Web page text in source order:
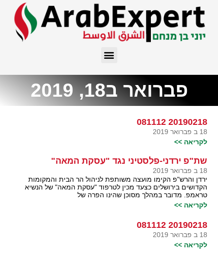
פברואר ב18, 2019
20190218 081112
18 ב פברואר 2019
לקריאה >>
שת"פ ירדני-פלסטיני נגד "עסקת המאה"
18 ב פברואר 2019
ירדן והרש"פ הקימו מועצה משותפת לניהול הר הבית והמקומות
הקדושים בירושלים כצעד מכין לטרפוד "עסקת המאה" של הנשיא
טראמפ. מדובר במהלך מסוכן שהינו הפרה של
לקריאה >>
20190218 081112
18 ב פברואר 2019
לקריאה >>